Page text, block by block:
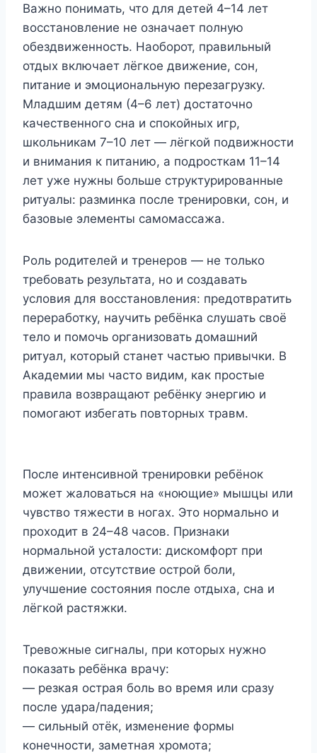
Важно понимать, что для детей 4–14 лет
восстановление не означает полную
обездвиженность. Наоборот, правильный
отдых включает лёгкое движение, сон,
питание и эмоциональную перезагрузку.
Младшим детям (4–6 лет) достаточно
качественного сна и спокойных игр,
школьникам 7–10 лет — лёгкой подвижности
и внимания к питанию, а подросткам 11–14
лет уже нужны больше структурированные
ритуалы: разминка после тренировки, сон, и
базовые элементы самомассажа.
Роль родителей и тренеров — не только
требовать результата, но и создавать
условия для восстановления: предотвратить
переработку, научить ребёнка слушать своё
тело и помочь организовать домашний
ритуал, который станет частью привычки. В
Академии мы часто видим, как простые
правила возвращают ребёнку энергию и
помогают избегать повторных травм.
После интенсивной тренировки ребёнок
может жаловаться на «ноющие» мышцы или
чувство тяжести в ногах. Это нормально и
проходит в 24–48 часов. Признаки
нормальной усталости: дискомфорт при
движении, отсутствие острой боли,
улучшение состояния после отдыха, сна и
лёгкой растяжки.
Тревожные сигналы, при которых нужно
показать ребёнка врачу:
— резкая острая боль во время или сразу
после удара/падения;
— сильный отёк, изменение формы
конечности, заметная хромота;